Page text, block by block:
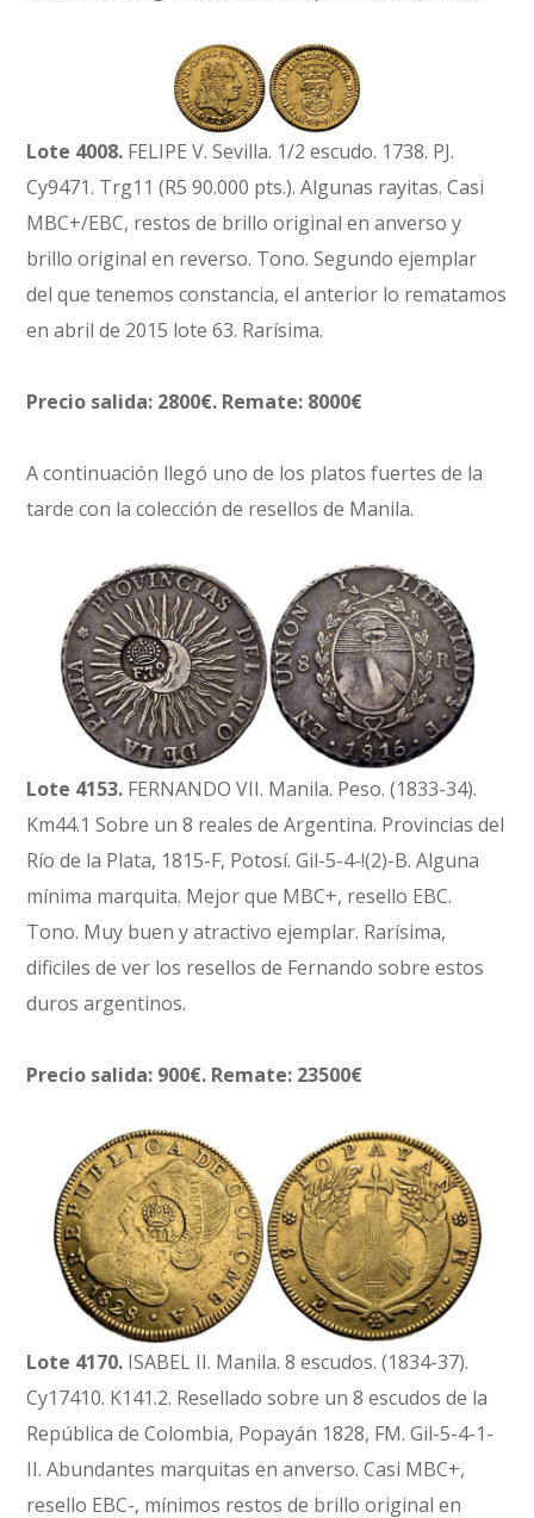
Lote 4008. FELIPE V. Sevilla. 1/2 escudo. 1738. PJ.
Cy9471. Trg11 (R5 90.000 pts.). Algunas rayitas. Casi
MBC+/EBC, restos de brillo original en anverso y
brillo original en reverso. Tono. Segundo ejemplar
del que tenemos constancia, el anterior lo rematamos
en abril de 2015 lote 63. Rarísima.
Precio salida: 2800€. Remate: 8000€
A continuación llegó uno de los platos fuertes de la
tarde con la colección de resellos de Manila.
Lote 4153. FERNANDO VII. Manila. Peso. (1833-34).
Km44.1 Sobre un 8 reales de Argentina. Provincias del
Río de la Plata, 1815-F, Potosí. Gil-5-4-!(2)-B. Alguna
mínima marquita. Mejor que MBC+, resello EBC.
Tono. Muy buen y atractivo ejemplar. Rarísima,
dificiles de ver los resellos de Fernando sobre estos
duros argentinos.
Precio salida: 900€. Remate: 23500€
Lote 4170. ISABEL II. Manila. 8 escudos. (1834-37).
Cy17410. K141.2. Resellado sobre un 8 escudos de la
República de Colombia, Popayán 1828, FM. Gil-5-4-1-
II. Abundantes marquitas en anverso. Casi MBC+,
resello EBC-, mínimos restos de brillo original en